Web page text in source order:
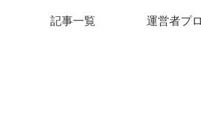
記事一覧 運営者プ